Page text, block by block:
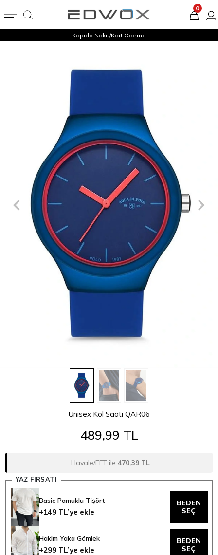
Kapıda Nakit/Kart Ödeme
0
Unisex Kol Saati QAR06
489,99 TL
Havale/EFT ile 470,39 TL
YAZ FIRSATI
Basic Pamuklu Tişört
+149 TL’ye ekle
BEDEN
SEÇ
Hakim Yaka Gömlek
+299 TL’ye ekle
BEDEN
SEÇ